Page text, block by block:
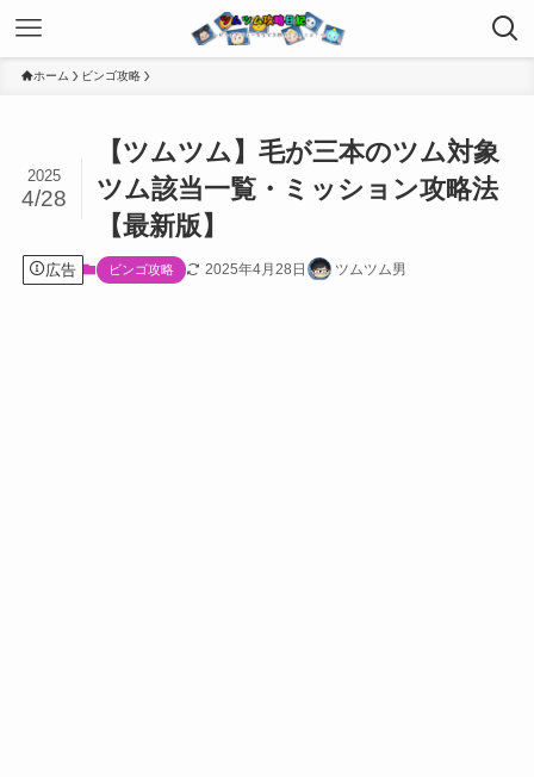
ホーム ビンゴ攻略
【ツムツム】毛が三本のツム対象
ツム該当一覧・ミッション攻略法
【最新版】
2025
4/28
広告 ビンゴ攻略 2025年4月28日 ツムツム男